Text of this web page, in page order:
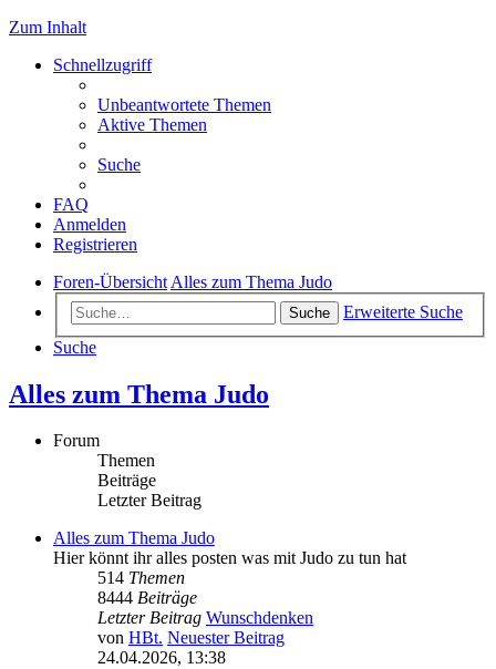
Zum Inhalt
Schnellzugriff
Unbeantwortete Themen
Aktive Themen
Suche
FAQ
Anmelden
Registrieren
Foren-Übersicht Alles zum Thema Judo
Suche
Erweiterte Suche
Suche
Alles zum Thema Judo
Forum
Themen
Beiträge
Letzter Beitrag
Alles zum Thema Judo
Hier könnt ihr alles posten was mit Judo zu tun hat
514 Themen
8444 Beiträge
Letzter Beitrag Wunschdenken
von HBt. Neuester Beitrag
24.04.2026, 13:38